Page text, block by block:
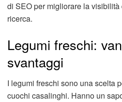
di SEO per migliorare la
ricerca.
Legumi freschi:
svantaggi
I legumi freschi sono una scelta
cuochi casalinghi. Hanno un